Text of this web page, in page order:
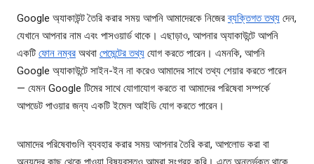
Google অ্যাকাউন্ট তৈরি করার সময় আপনি আমাদেরকে নিজেরব্যক্তিগত তথ্য দেন,
যেখানে আপনার নাম এবং পাসওয়ার্ড থাকে। এছাড়াও, আপনার অ্যাকাউন্টে আপনি
একটি ফোন নম্বর অথবা পেমেন্টের তথ্য যোগ করতে পারেন। এমনকি, আপনি
Google অ্যাকাউন্টে সাইন-ইন না করেও আমাদের সাথে তথ্য শেয়ার করতে পারেন
— যেমন Google টিমের সাথে যোগাযোগ করতে বা আমাদের পরিষেবা সম্পর্কে
আপডেট পাওয়ার জন্য একটি ইমেল আইডি যোগ করতে পারেন।
আমাদের পরিষেবাগুলি ব্যবহার করার সময় আপনার তৈরি করা, আপলোড করা বা